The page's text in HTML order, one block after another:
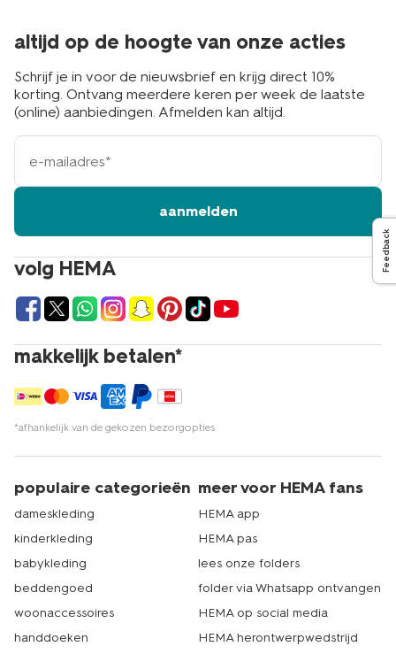
volg HEMA
makkelijk betalen*
*afhankelijk van de gekozen bezorgopties
altijd op de hoogte van onze acties
Schrijf je in voor de nieuwsbrief en krijg direct 10%
korting. Ontvang meerdere keren per week de laatste
(online) aanbiedingen. Afmelden kan altijd.
e-
mailadres
aanmelden
populaire categorieën
dameskleding
kinderkleding
babykleding
beddengoed
woonaccessoires
handdoeken
meer voor HEMA fans
HEMA app
HEMA pas
lees onze folders
folder via Whatsapp ontvangen
HEMA op social media
HEMA herontwerpwedstrijd
Feedback